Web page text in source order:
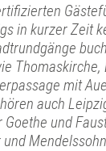
in kurzer Zeit
Thomaskirche,
mit
auch
und